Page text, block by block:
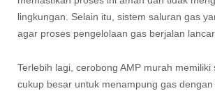
lingkungan. Selain itu, sistem saluran gas
agar proses pengelolaan gas berjalan
Terlebih lagi, cerobong AMP murah memiliki
cukup besar untuk menampung gas